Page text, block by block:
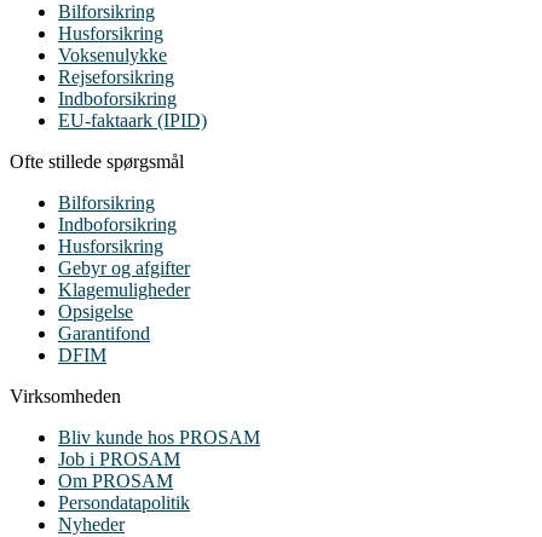
Bilforsikring
Husforsikring
Voksenulykke
Rejseforsikring
Indboforsikring
EU-faktaark (IPID)
Ofte stillede spørgsmål
Bilforsikring
Indboforsikring
Husforsikring
Gebyr og afgifter
Klagemuligheder
Opsigelse
Garantifond
DFIM
Virksomheden
Bliv kunde hos PROSAM
Job i PROSAM
Om PROSAM
Persondatapolitik
Nyheder